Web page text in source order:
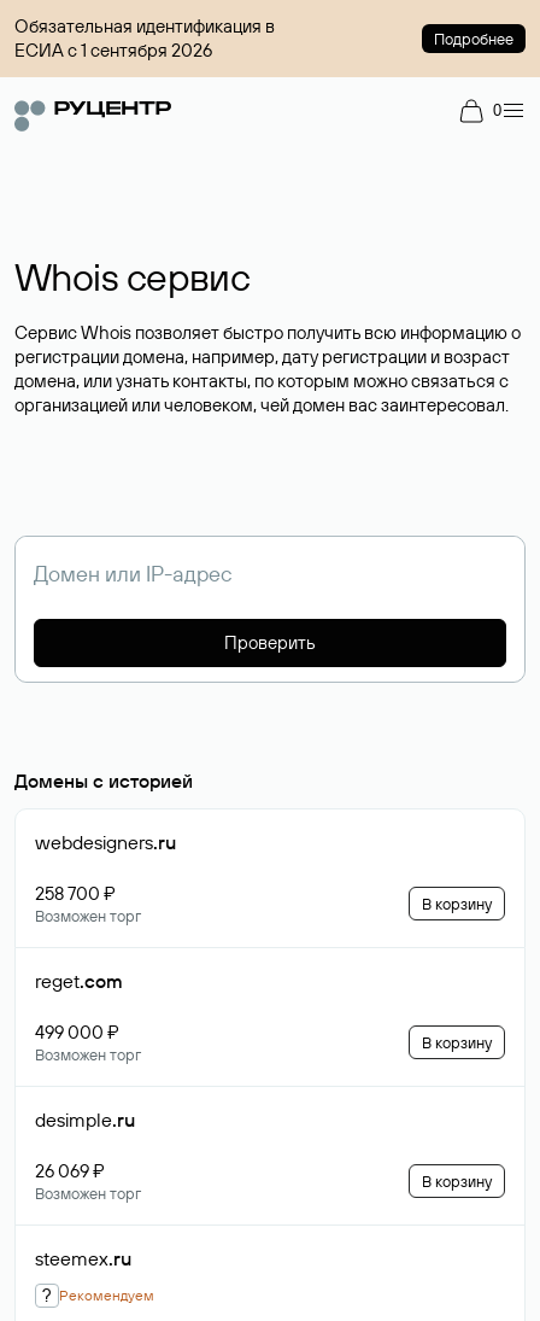
Обязательная идентификация в
ЕСИА с 1 сентября 2026
Подробнее
0
Whois сервис
Сервис Whois позволяет быстро получить всю информацию о
регистрации домена, например, дату регистрации и возраст
домена, или узнать контакты, по которым можно связаться с
организацией или человеком, чей домен вас заинтересовал.
Проверить
Домены с историей
webdesigners.ru
258 700 ₽
Возможен торг
В корзину
reget.com
499 000 ₽
Возможен торг
В корзину
desimple.ru
26 069 ₽
Возможен торг
В корзину
steemex.ru
? Рекомендуем